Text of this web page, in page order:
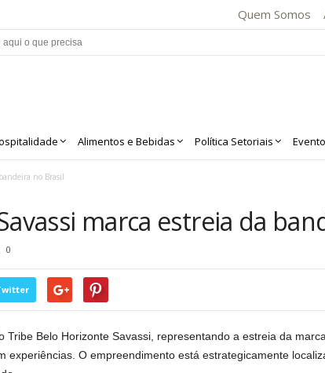
Quem Somos
Alimentos e Bebidas Política Setoriais
no Brasil
marca estreia da
0
Belo Horizonte Savassi, representando a estreia da
experiências. O empreendimento está estrategicamente